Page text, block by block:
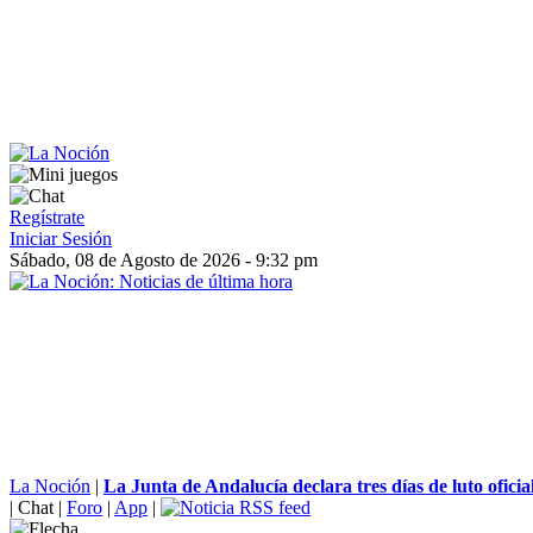
Regístrate
Iniciar Sesión
Sábado, 08 de Agosto de 2026 - 9:32 pm
La Noción | La Junta de Andalucía declara tres días de luto
| Chat | Foro | App |